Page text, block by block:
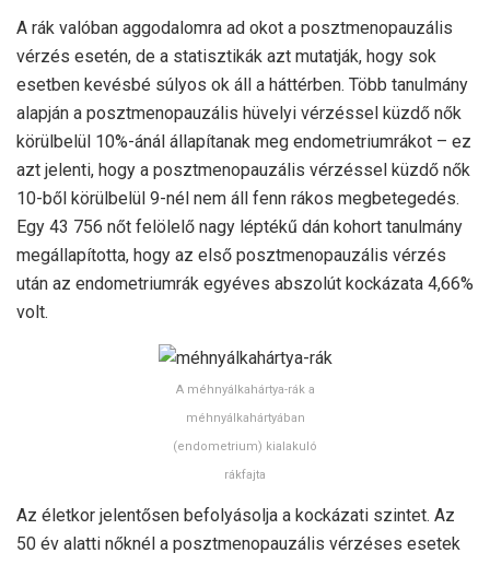
A rák valóban aggodalomra ad okot a posztmenopauzális
vérzés esetén, de a statisztikák azt mutatják, hogy sok
esetben kevésbé súlyos ok áll a háttérben. Több tanulmány
alapján a posztmenopauzális hüvelyi vérzéssel küzdő nők
körülbelül 10%-ánál állapítanak meg endometriumrákot – ez
azt jelenti, hogy a posztmenopauzális vérzéssel küzdő nők
10-ből körülbelül 9-nél nem áll fenn rákos megbetegedés.
Egy 43 756 nőt felölelő nagy léptékű dán kohort tanulmány
megállapította, hogy az első posztmenopauzális vérzés
után az endometriumrák egyéves abszolút kockázata 4,66%
volt.
A méhnyálkahártya-rák a
méhnyálkahártyában
(endometrium) kialakuló
rákfajta
Az életkor jelentősen befolyásolja a kockázati szintet. Az
50 év alatti nőknél a posztmenopauzális vérzéses esetek